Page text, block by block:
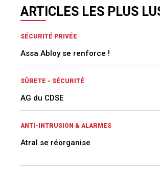
ARTICLES LES PLUS
SÉCURITÉ PRIVÉE
Assa Abloy se renforce !
SÛRETE - SÉCURITÉ
AG du CDSE
ANTI-INTRUSION & ALARMES
Atral se réorganise